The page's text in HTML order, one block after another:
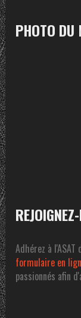
PHOTO DU
Adhérez à
formulaire en
passionnés afin